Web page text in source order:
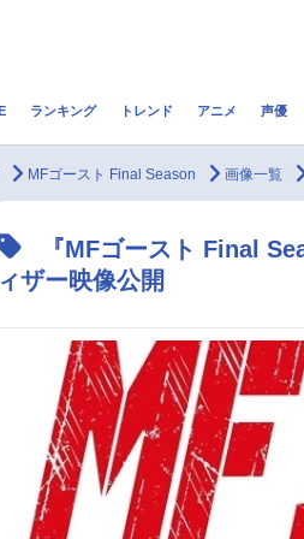
ゲーム・アプリ 音楽
アニメ記事一覧
声優記事一覧
ランキング トレンド アニメ 声優
MFゴースト Final Season 画像一覧
『MFゴースト Final
ィザー映像公開